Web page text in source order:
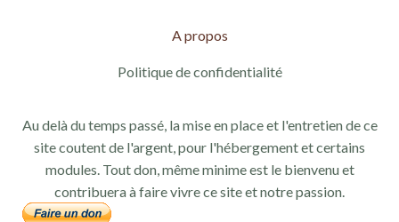
A propos
Politique de confidentialité
Au delà du temps passé, la mise en place et l'entretien de ce
site coutent de l'argent, pour l'hébergement et certains
modules. Tout don, même minime est le bienvenu et
contribuera à faire vivre ce site et notre passion.